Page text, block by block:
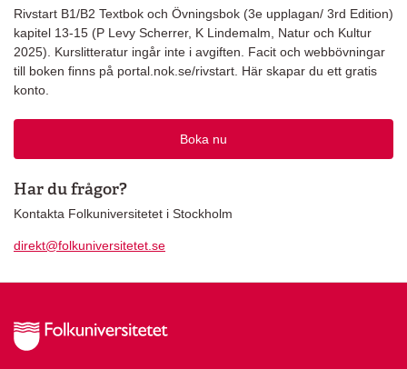
Rivstart B1/B2 Textbok och Övningsbok (3e upplagan/ 3rd Edition)
kapitel 13-15 (P Levy Scherrer, K Lindemalm, Natur och Kultur
2025). Kurslitteratur ingår inte i avgiften. Facit och webbövningar
till boken finns på portal.nok.se/rivstart. Här skapar du ett gratis
konto.
Boka nu
Har du frågor?
Kontakta Folkuniversitetet i Stockholm
direkt@folkuniversitetet.se